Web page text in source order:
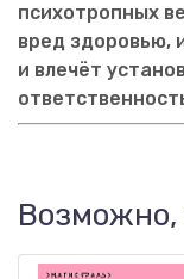
психотропных
вред здоровью,
и влечёт
Возможно,